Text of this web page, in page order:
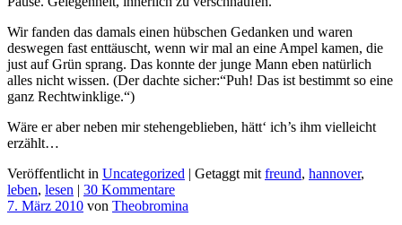
Wir fanden das damals einen hübschen Gedanken und waren
deswegen fast enttäuscht, wenn wir mal an eine Ampel kamen, die
just auf Grün sprang. Das konnte der junge Mann eben natürlich
alles nicht wissen. (Der dachte sicher:“Puh! Das ist bestimmt so eine
ganz Rechtwinklige.“)
Wäre er aber neben mir stehengeblieben, hätt‘ ich’s ihm vielleicht
erzählt…
Veröffentlicht in Uncategorized | Getaggt mit freund, hannover,
leben, lesen | 30 Kommentare
7. März 2010 von Theobromina